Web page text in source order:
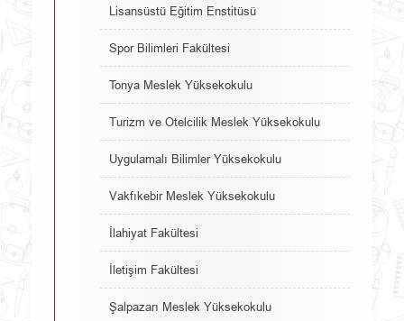
Lisansüstü Eğitim Enstitüsü
Spor Bilimleri Fakültesi
Tonya Meslek Yüksekokulu
Turizm ve Otelcilik Meslek Yüksekokulu
Uygulamalı Bilimler Yüksekokulu
Vakfıkebir Meslek Yüksekokulu
İlahiyat Fakültesi
İletişim Fakültesi
Şalpazarı Meslek Yüksekokulu